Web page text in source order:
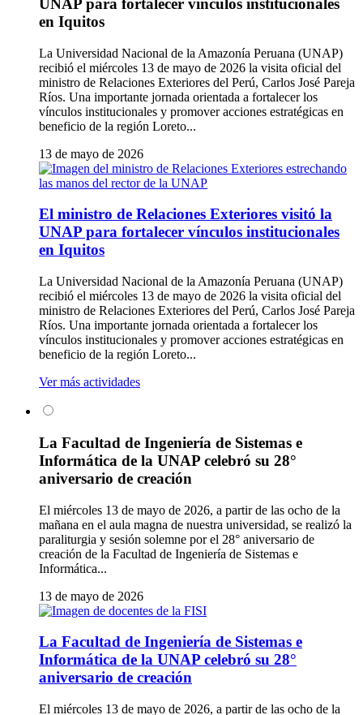
UNAP para fortalecer vínculos institucionales
en Iquitos
La Universidad Nacional de la Amazonía Peruana (UNAP)
recibió el miércoles 13 de mayo de 2026 la visita oficial del
ministro de Relaciones Exteriores del Perú, Carlos José Pareja
Ríos. Una importante jornada orientada a fortalecer los
vínculos institucionales y promover acciones estratégicas en
beneficio de la región Loreto...
13 de mayo de 2026
El ministro de Relaciones Exteriores visitó la
UNAP para fortalecer vínculos institucionales
en Iquitos
La Universidad Nacional de la Amazonía Peruana (UNAP)
recibió el miércoles 13 de mayo de 2026 la visita oficial del
ministro de Relaciones Exteriores del Perú, Carlos José Pareja
Ríos. Una importante jornada orientada a fortalecer los
vínculos institucionales y promover acciones estratégicas en
beneficio de la región Loreto...
Ver más actividades
La Facultad de Ingeniería de Sistemas e
Informática de la UNAP celebró su 28°
aniversario de creación
El miércoles 13 de mayo de 2026, a partir de las ocho de la
mañana en el aula magna de nuestra universidad, se realizó la
paraliturgia y sesión solemne por el 28° aniversario de
creación de la Facultad de Ingeniería de Sistemas e
Informática...
13 de mayo de 2026
La Facultad de Ingeniería de Sistemas e
Informática de la UNAP celebró su 28°
aniversario de creación
El miércoles 13 de mayo de 2026, a partir de las ocho de la